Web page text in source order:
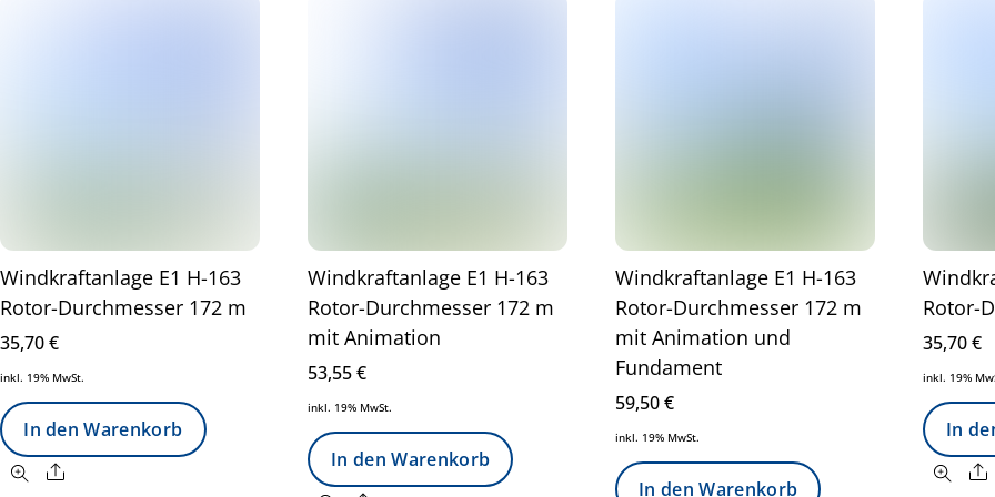
Windkraftanlage E1 H-163
Rotor-Durchmesser 172 m
35,70€
inkl. 19% MwSt.
In den Warenkorb
Share
Windkraftanlage E1 H-163
Rotor-Durchmesser 172 m
mit Animation
53,55€
inkl. 19% MwSt.
In den Warenkorb
Windkraftanlage E1 H-163
Rotor-Durchmesser 172 m
mit Animation und
Fundament
59,50€
inkl. 19% MwSt.
In den Warenkorb
Rotor-
35,70€
inkl. 19%
In